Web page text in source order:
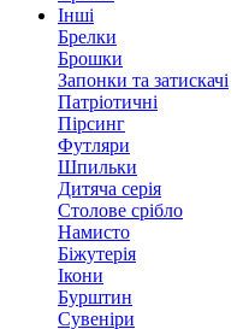
Інші
Брелки
Брошки
Запонки та затискачі
Патріотичні
Пірсинг
Футляри
Шпильки
Дитяча серія
Столове срібло
Намисто
Біжутерія
Ікони
Бурштин
Сувеніри